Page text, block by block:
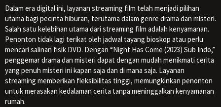
Dalam era digital ini, layanan streaming film telah menjadi pilihan
utama bagi pecinta hiburan, terutama dalam genre drama dan misteri.
Salah satu kelebihan utama dari streaming film adalah kenyamanan.
Penonton tidak lagi terikat oleh jadwal tayang bioskop atau perlu
mencari salinan fisik DVD. Dengan “Night Has Come (2023) Sub Indo,”
penggemar drama dan misteri dapat dengan mudah menikmati cerita
yang penuh misteri ini kapan saja dan di mana saja. Layanan
streaming memberikan fleksibilitas tinggi, memungkinkan penonton
untuk merasakan kedalaman cerita tanpa meninggalkan kenyamanan
rumah.